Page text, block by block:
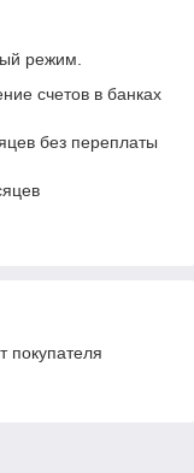
режим.
счетов в банках
без переплаты
покупателя